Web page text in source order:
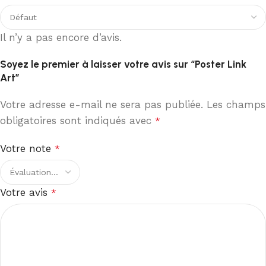
Il n’y a pas encore d’avis.
Soyez le premier à laisser votre avis sur “Poster Link
Art”
Votre adresse e-mail ne sera pas publiée. Les champs
obligatoires sont indiqués avec *
Votre note *
Votre avis *